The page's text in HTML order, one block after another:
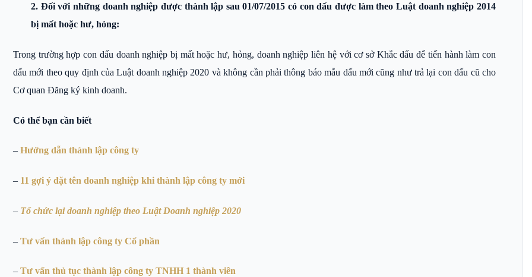
2. Đối với những doanh nghiệp được thành lập sau 01/07/2015 có con dấu được làm theo Luật doanh nghiệp 2014
bị mất hoặc hư, hỏng:
Trong trường hợp con dấu doanh nghiệp bị mất hoặc hư, hỏng, doanh nghiệp liên hệ với cơ sở Khắc dấu để tiến hành làm con
dấu mới theo quy định của Luật doanh nghiệp 2020 và không cần phải thông báo mẫu dấu mới cũng như trả lại con dấu cũ cho
Cơ quan Đăng ký kinh doanh.
Có thể bạn cần biết
– Hướng dẫn thành lập công ty
– 11 gợi ý đặt tên doanh nghiệp khi thành lập công ty mới
– Tổ chức lại doanh nghiệp theo Luật Doanh nghiệp 2020
– Tư vấn thành lập công ty Cổ phần
– Tư vấn thủ tục thành lập công ty TNHH 1 thành viên